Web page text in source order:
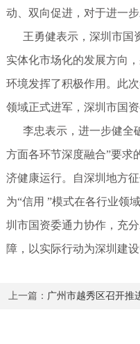
动、双向促进，对于进一
王勇健表示，深圳市国
实体化市场化的发展方向
环境发挥了积极作用。此
领域正式进军，深圳市国
李忠表示，进一步健全
方面各环节深度融合”要求
济健康运行。自深圳地方
为“信用 ”模式在各行业领
圳市国资委通力协作，充
障，以实际行动为深圳建
上一篇： 广州市越秀区召开推